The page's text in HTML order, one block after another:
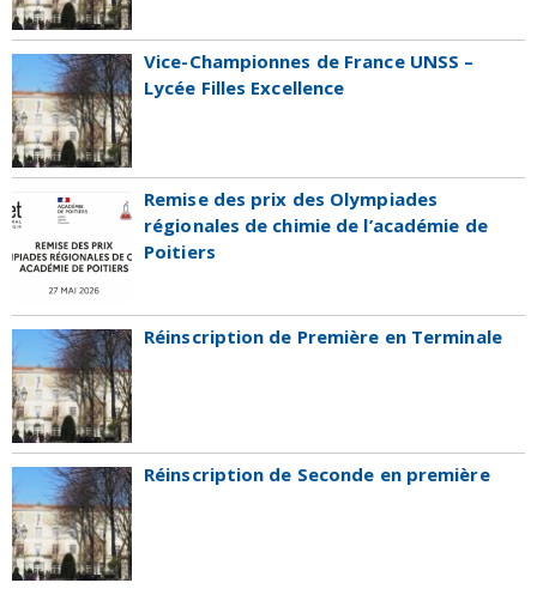
Vice-Championnes de France UNSS –
Lycée Filles Excellence
Remise des prix des Olympiades
régionales de chimie de l’académie de
Poitiers
Réinscription de Première en Terminale
Réinscription de Seconde en première